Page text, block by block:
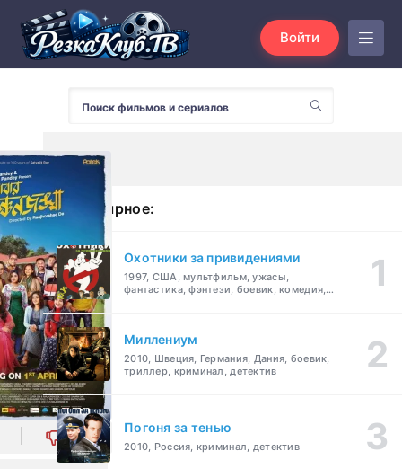
Войти
0
Популярное:
Охотники за привидениями
1997, США, мультфильм, ужасы,
фантастика, фэнтези, боевик, комедия,
Миллениум
2010, Швеция, Германия, Дания, боевик,
триллер, криминал, детектив
Погоня за тенью
2010, Россия, криминал, детектив